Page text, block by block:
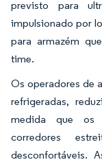
previsto para
impulsionado por
para armazém
time.
Os operadores de
refrigeradas,
medida que os
corredores
desconfortáveis.